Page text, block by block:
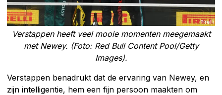
Verstappen heeft veel mooie momenten meegemaakt
met Newey. (Foto: Red Bull Content Pool/Getty
Images).
Verstappen benadrukt dat de ervaring van Newey, en
zijn intelligentie, hem een fijn persoon maakten om